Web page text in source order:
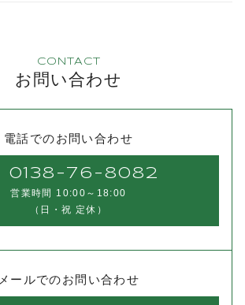
CONTACT
お問い合わせ
電話でのお問い合わせ
0138-76-8082
営業時間 10:00～18:00
（日・祝 定休）
メールでのお問い合わせ